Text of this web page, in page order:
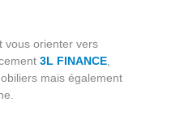
vous orienter vers
3L FINANCE
mais également